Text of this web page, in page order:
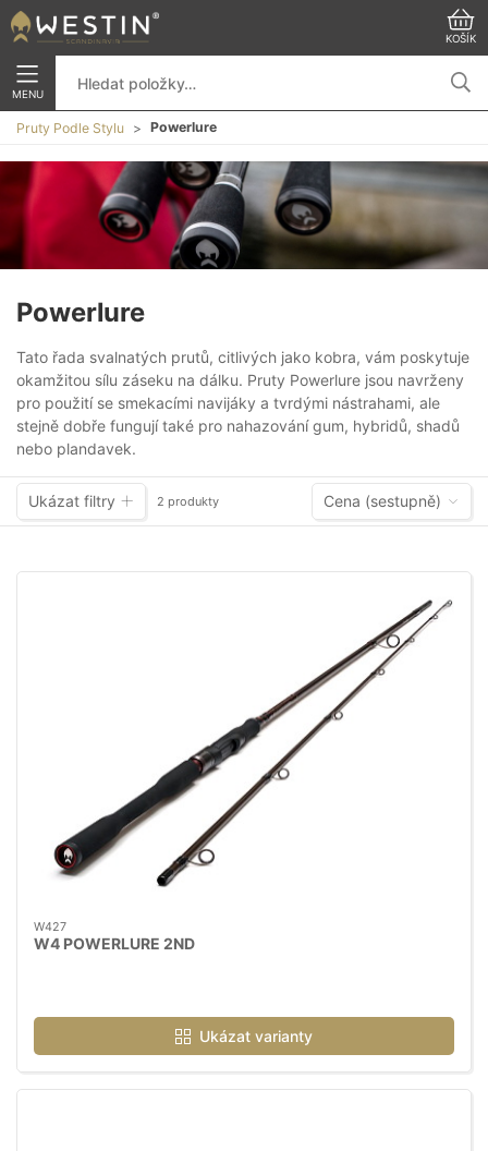
KOŠÍK
MENU
Pruty Podle Stylu Powerlure
Powerlure
Tato řada svalnatých prutů, citlivých jako kobra, vám poskytuje
okamžitou sílu záseku na dálku. Pruty Powerlure jsou navrženy
pro použití se smekacími navijáky a tvrdými nástrahami, ale
stejně dobře fungují také pro nahazování gum, hybridů, shadů
nebo plandavek.
Ukázat filtry 2 produkty Cena (sestupně)
W427
W4 POWERLURE 2ND
Ukázat varianty